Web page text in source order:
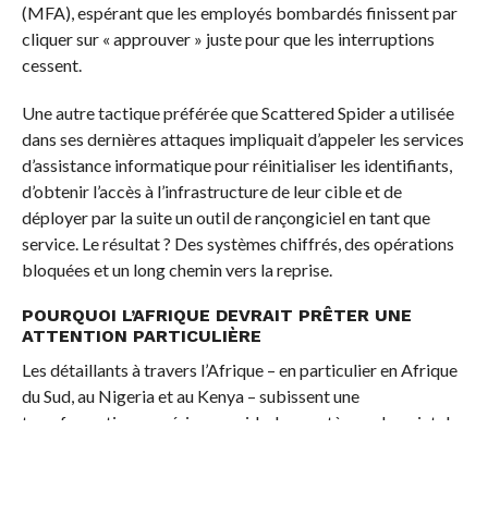
(MFA), espérant que les employés bombardés finissent par
cliquer sur « approuver » juste pour que les interruptions
cessent.
Une autre tactique préférée que Scattered Spider a utilisée
dans ses dernières attaques impliquait d’appeler les services
d’assistance informatique pour réinitialiser les identifiants,
d’obtenir l’accès à l’infrastructure de leur cible et de
déployer par la suite un outil de rançongiciel en tant que
service. Le résultat ? Des systèmes chiffrés, des opérations
bloquées et un long chemin vers la reprise.
POURQUOI L’AFRIQUE DEVRAIT PRÊTER UNE
ATTENTION PARTICULIÈRE
Les détaillants à travers l’Afrique – en particulier en Afrique
du Sud, au Nigeria et au Kenya – subissent une
transformation numérique rapide. Les systèmes de point de